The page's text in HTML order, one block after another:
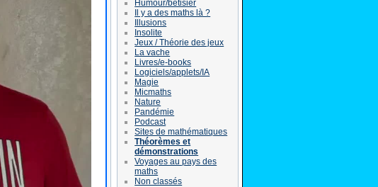
Humour/bêtisier
Il y a des maths là ?
Illusions
Insolite
Jeux / Théorie des jeux
La vache
Livres/e-books
Logiciels/applets/IA
Magie
Micmaths
Nature
Pandémie
Podcast
Sites de mathématiques
Théorèmes et
démonstrations
Voyages au pays des
maths
Non classés